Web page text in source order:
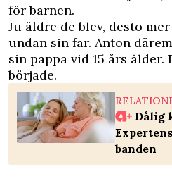
för barnen.
Ju äldre de blev, desto
undan sin far. Anton
sin pappa vid 15 års ålder.
började.
Dålig
banden